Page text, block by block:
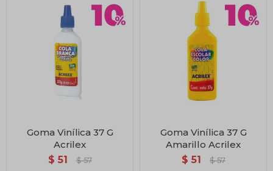
Goma Vinílica 37 G
Acrilex
$ 51 $ 57
Goma Vinílica 37 G
Amarillo Acrilex
$ 51 $ 57